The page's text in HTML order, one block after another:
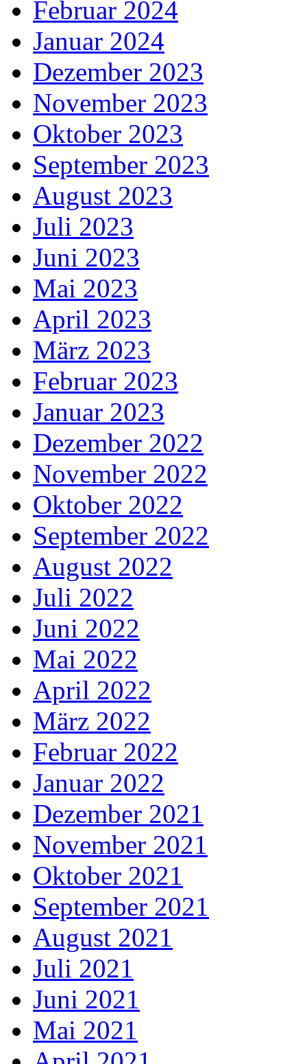
Februar 2024
Januar 2024
Dezember 2023
November 2023
Oktober 2023
September 2023
August 2023
Juli 2023
Juni 2023
Mai 2023
April 2023
März 2023
Februar 2023
Januar 2023
Dezember 2022
November 2022
Oktober 2022
September 2022
August 2022
Juli 2022
Juni 2022
Mai 2022
April 2022
März 2022
Februar 2022
Januar 2022
Dezember 2021
November 2021
Oktober 2021
September 2021
August 2021
Juli 2021
Juni 2021
Mai 2021